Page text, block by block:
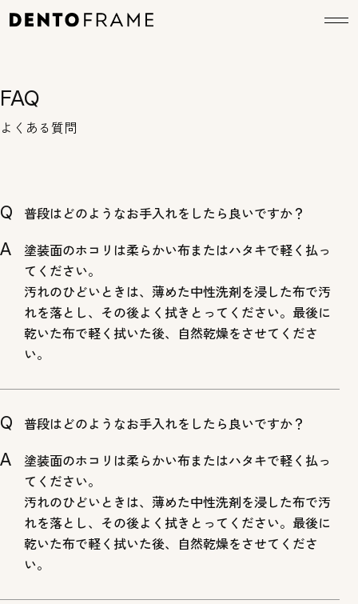
FAQ
よくある質問
普段はどのようなお手入れをしたら良いですか？
塗装面のホコリは柔らかい布またはハタキで軽く払っ
てください。
汚れのひどいときは、薄めた中性洗剤を浸した布で汚
れを落とし、その後よく拭きとってください。最後に
乾いた布で軽く拭いた後、自然乾燥をさせてくださ
い。
普段はどのようなお手入れをしたら良いですか？
塗装面のホコリは柔らかい布またはハタキで軽く払っ
てください。
汚れのひどいときは、薄めた中性洗剤を浸した布で汚
れを落とし、その後よく拭きとってください。最後に
乾いた布で軽く拭いた後、自然乾燥をさせてくださ
い。